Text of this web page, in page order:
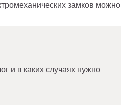
замков
и в каких случаях нужно